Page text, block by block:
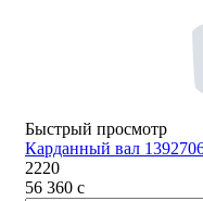
Быстрый просмотр
Карданный вал
2220
56 360 c